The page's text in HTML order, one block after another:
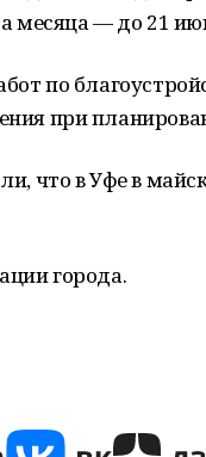
месяца — до 21
по
при
что в Уфе в
города.